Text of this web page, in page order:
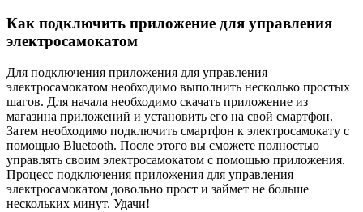
Как подключить приложение для управления
электросамокатом
Для подключения приложения для управления
электросамокатом необходимо выполнить несколько простых
шагов. Для начала необходимо скачать приложение из
магазина приложений и установить его на свой смартфон.
Затем необходимо подключить смартфон к электросамокату с
помощью Bluetooth. После этого вы сможете полностью
управлять своим электросамокатом с помощью приложения.
Процесс подключения приложения для управления
электросамокатом довольно прост и займет не больше
нескольких минут. Удачи!